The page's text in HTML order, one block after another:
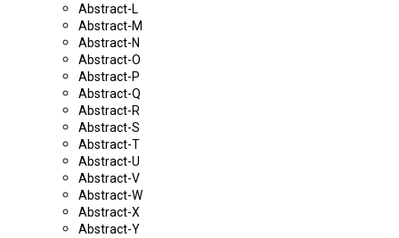
Abstract-L
Abstract-M
Abstract-N
Abstract-O
Abstract-P
Abstract-Q
Abstract-R
Abstract-S
Abstract-T
Abstract-U
Abstract-V
Abstract-W
Abstract-X
Abstract-Y